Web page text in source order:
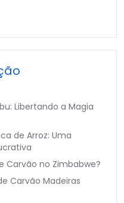
Libertando a Magia
de Arroz: Uma
Carvão no Zimbabwe?
Carvão Madeiras